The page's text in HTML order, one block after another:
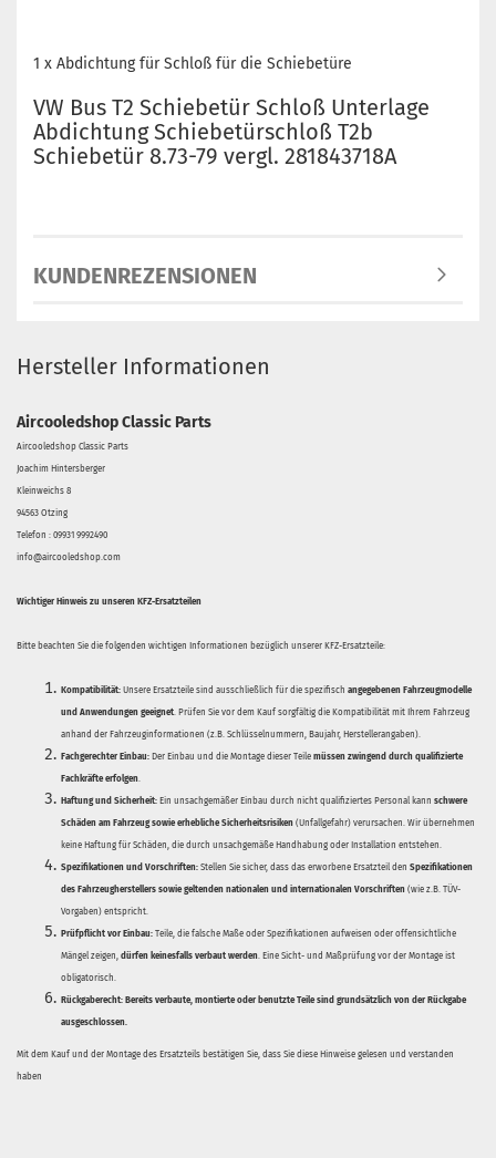
1 x Abdichtung für Schloß für die Schiebetüre
VW Bus T2 Schiebetür Schloß Unterlage
Abdichtung Schiebetürschloß T2b
Schiebetür 8.73-79 vergl. 281843718A
KUNDENREZENSIONEN
Hersteller Informationen
Aircooledshop Classic Parts
Aircooledshop Classic Parts
Joachim Hintersberger
Kleinweichs 8
94563 Otzing
Telefon : 09931 9992490
info@aircooledshop.com
Wichtiger Hinweis zu unseren KFZ-Ersatzteilen
Bitte beachten Sie die folgenden wichtigen Informationen bezüglich unserer KFZ-Ersatzteile:
Kompatibilität: Unsere Ersatzteile sind ausschließlich für die spezifisch angegebenen Fahrzeugmodelle
und Anwendungen geeignet. Prüfen Sie vor dem Kauf sorgfältig die Kompatibilität mit Ihrem Fahrzeug
anhand der Fahrzeuginformationen (z.B. Schlüsselnummern, Baujahr, Herstellerangaben).
Fachgerechter Einbau: Der Einbau und die Montage dieser Teile müssen zwingend durch qualifizierte
Fachkräfte erfolgen.
Haftung und Sicherheit: Ein unsachgemäßer Einbau durch nicht qualifiziertes Personal kann schwere
Schäden am Fahrzeug sowie erhebliche Sicherheitsrisiken (Unfallgefahr) verursachen. Wir übernehmen
keine Haftung für Schäden, die durch unsachgemäße Handhabung oder Installation entstehen.
Spezifikationen und Vorschriften: Stellen Sie sicher, dass das erworbene Ersatzteil den Spezifikationen
des Fahrzeugherstellers sowie geltenden nationalen und internationalen Vorschriften (wie z.B. TÜV-
Vorgaben) entspricht.
Prüfpflicht vor Einbau: Teile, die falsche Maße oder Spezifikationen aufweisen oder offensichtliche
Mängel zeigen, dürfen keinesfalls verbaut werden. Eine Sicht- und Maßprüfung vor der Montage ist
obligatorisch.
Rückgaberecht: Bereits verbaute, montierte oder benutzte Teile sind grundsätzlich von der Rückgabe
ausgeschlossen.
Mit dem Kauf und der Montage des Ersatzteils bestätigen Sie, dass Sie diese Hinweise gelesen und verstanden
haben